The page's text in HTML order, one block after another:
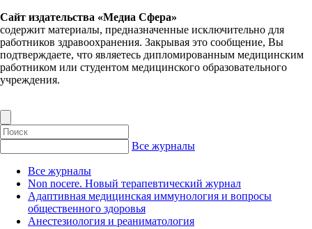
Сайт издательства «Медиа Сфера»
содержит материалы, предназначенные исключительно для
работников здравоохранения. Закрывая это сообщение, Вы
подтверждаете, что являетесь дипломированным медицинским
работником или студентом медицинского образовательного
учреждения.
Все журналы
Все журналы
Non nocere. Новый терапевтический журнал
Адаптивная медицинская иммунология и вопросы
общественного здоровья
Анестезиология и реаниматология